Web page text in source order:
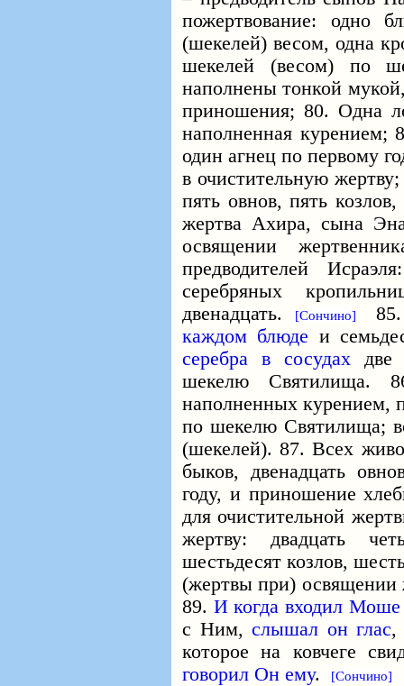
пожертвование: одно
(шекелей) весом, одна
шекелей (весом) по
наполнены тонкой
приношения; 80. Одна
наполненная
один агнец по первому
в очистительную
пять овнов, пять
жертва Ахира, сына
освящении
предводителей
серебряных
двенадцать.
[Сончино]
каждом блюде и
серебра в сосудах
две
шекелю Святилища.
наполненных курением,
по шекелю Святилища;
(шекелей). 87. Всех
быков, двенадцать
году, и приношение
для очистительной
жертву: двадцать
шестьдесят козлов,
(жертвы при) освящении
89. И когда входил Моше
с Ним, слышал он глас
которое на ковчеге
говорил Он ему. [Сончино]